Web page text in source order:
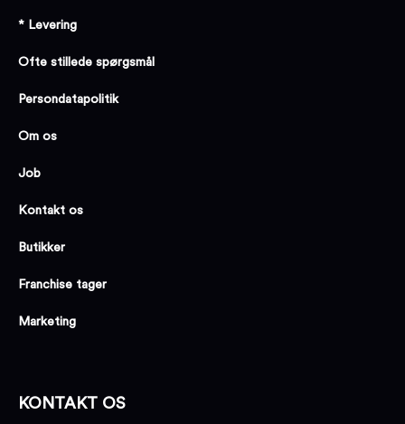
* Levering
Ofte stillede spørgsmål
Persondatapolitik
Om os
Job
Kontakt os
Butikker
Franchise tager
Marketing
KONTAKT OS